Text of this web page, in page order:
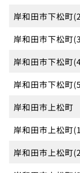
岸和田市下松町
岸和田市下松町
岸和田市下松町
岸和田市下松町
岸和田市上松町
岸和田市上松町
岸和田市上松町